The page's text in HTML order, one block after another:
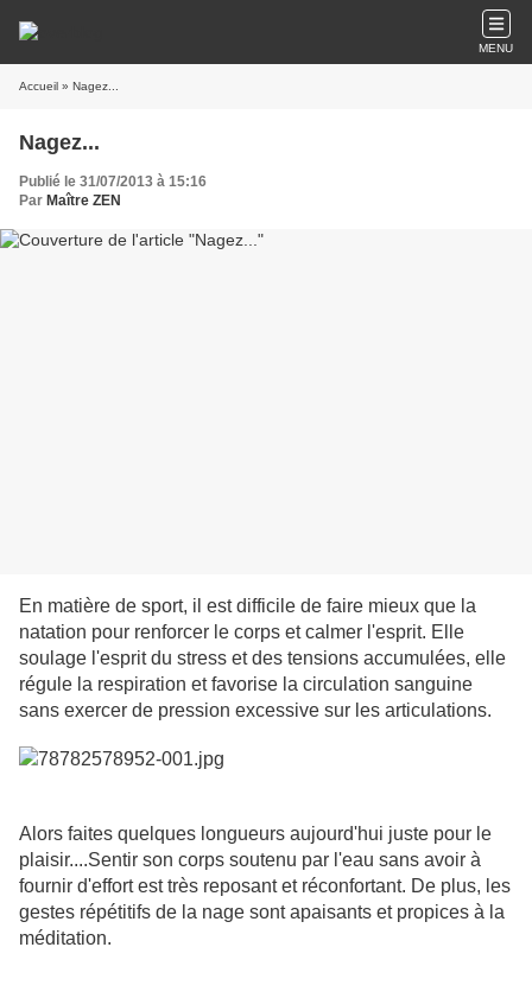
MENU
Accueil » Nagez...
Nagez...
Publié le 31/07/2013 à 15:16
Par Maître ZEN
En matière de sport, il est difficile de faire mieux que la
natation pour renforcer le corps et calmer l'esprit. Elle
soulage l'esprit du stress et des tensions accumulées, elle
régule la respiration et favorise la circulation sanguine
sans exercer de pression excessive sur les articulations.
Alors faites quelques longueurs aujourd'hui juste pour le
plaisir....Sentir son corps soutenu par l'eau sans avoir à
fournir d'effort est très reposant et réconfortant. De plus, les
gestes répétitifs de la nage sont apaisants et propices à la
méditation.